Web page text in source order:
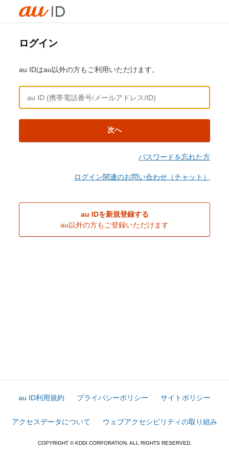
ログイン
au IDはau以外の方もご利用いただけます。
次へ
パスワードを忘れた方
ログイン関連のお問い合わせ（チャット）
au IDを新規登録する
au以外の方もご登録いただけます
au ID利用規約 プライバシーポリシー サイトポリシー
アクセスデータについて ウェブアクセシビリティの取り組み
COPYRIGHT © KDDI CORPORATION. ALL RIGHTS RESERVED.